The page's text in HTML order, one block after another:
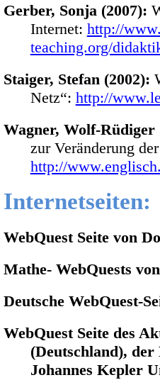
Gerber, Sonja (2007):
Internet: http://
teaching.org/
Staiger, Stefan (2002):
Netz“: http://
Wagner, Wolf-
zur Veränderung
http://
Internetseiten:
WebQuest Seite von
Mathe- WebQuests
Deutsche WebQuest-
WebQuest Seite des
(Deutschland), der
Johannes Kepler